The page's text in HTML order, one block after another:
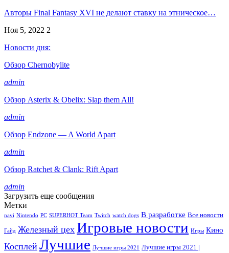
Авторы Final Fantasy XVI не делают ставку на этническое…
Ноя 5, 2022 2
Новости дня:
Обзор Chernobylite
admin
Обзор Asterix & Obelix: Slap them All!
admin
Обзор Endzone — A World Apart
admin
Обзор Ratchet & Clank: Rift Apart
admin
Загрузить еще сообщения
Метки
navi Nintendo PC SUPERHOT Team Twitch watch dogs В разработке Все новости
Гайд Железный цех Игровые новости Игры Кино
Косплей Лучшие Лучшие игры 2021
Лучшие игры 2021 |